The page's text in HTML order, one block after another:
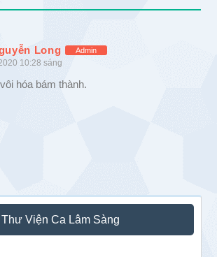
Long Admin
10:28 sáng
hóa bám thành.
Thư Viện Ca Lâm Sàng